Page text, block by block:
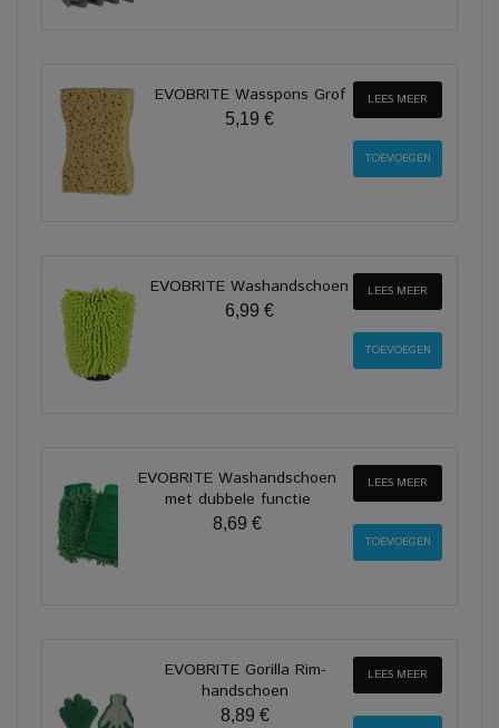
EVOBRITE Wasspons Grof
5,19 €
LEES MEER
EVOBRITE Washandschoen
6,99 €
LEES MEER
EVOBRITE Washandschoen
met dubbele functie
8,69 €
LEES MEER
EVOBRITE Gorilla Rim-
handschoen
8,89 €
LEES MEER